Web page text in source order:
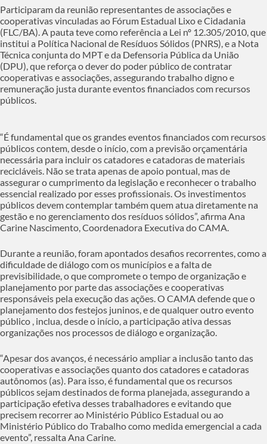
Participaram da reunião representantes de associações e
cooperativas vinculadas ao Fórum Estadual Lixo e Cidadania
(FLC/BA). A pauta teve como referência a Lei nº 12.305/2010, que
institui a Política Nacional de Resíduos Sólidos (PNRS), e a Nota
Técnica conjunta do MPT e da Defensoria Pública da União
(DPU), que reforça o dever do poder público de contratar
cooperativas e associações, assegurando trabalho digno e
remuneração justa durante eventos financiados com recursos
públicos.
“É fundamental que os grandes eventos financiados com recursos
públicos contem, desde o início, com a previsão orçamentária
necessária para incluir os catadores e catadoras de materiais
recicláveis. Não se trata apenas de apoio pontual, mas de
assegurar o cumprimento da legislação e reconhecer o trabalho
essencial realizado por esses profissionais. Os investimentos
públicos devem contemplar também quem atua diretamente na
gestão e no gerenciamento dos resíduos sólidos”, afirma Ana
Carine Nascimento, Coordenadora Executiva do CAMA.
Durante a reunião, foram apontados desafios recorrentes, como a
dificuldade de diálogo com os municípios e a falta de
previsibilidade, o que compromete o tempo de organização e
planejamento por parte das associações e cooperativas
responsáveis pela execução das ações. O CAMA defende que o
planejamento dos festejos juninos, e de qualquer outro evento
público , inclua, desde o início, a participação ativa dessas
organizações nos processos de diálogo e organização.
“Apesar dos avanços, é necessário ampliar a inclusão tanto das
cooperativas e associações quanto dos catadores e catadoras
autônomos (as). Para isso, é fundamental que os recursos
públicos sejam destinados de forma planejada, assegurando a
participação efetiva desses trabalhadores e evitando que
precisem recorrer ao Ministério Público Estadual ou ao
Ministério Público do Trabalho como medida emergencial a cada
evento”, ressalta Ana Carine.